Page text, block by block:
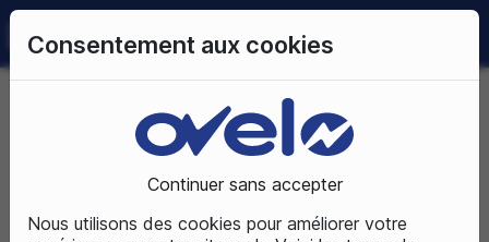
Consentement aux cookies
Continuer sans accepter
Nous utilisons des cookies pour améliorer votre
09 72 50 25 70 LUNDI AU SAMEDIDE 10H À 19H
Pièces détachées Equipement du cycliste